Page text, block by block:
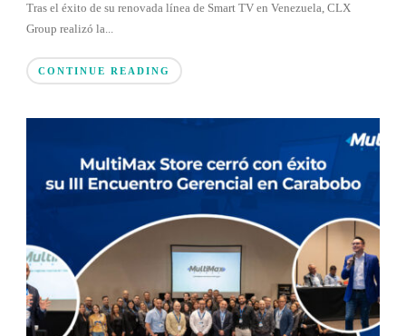
Tras el éxito de su renovada línea de Smart TV en Venezuela, CLX
Group realizó la...
CONTINUE READING